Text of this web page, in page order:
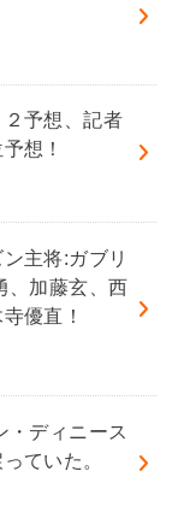
予想、記者
想！
主将:ガブリ
、加藤玄、西
優直！
・ディニース
ていた。